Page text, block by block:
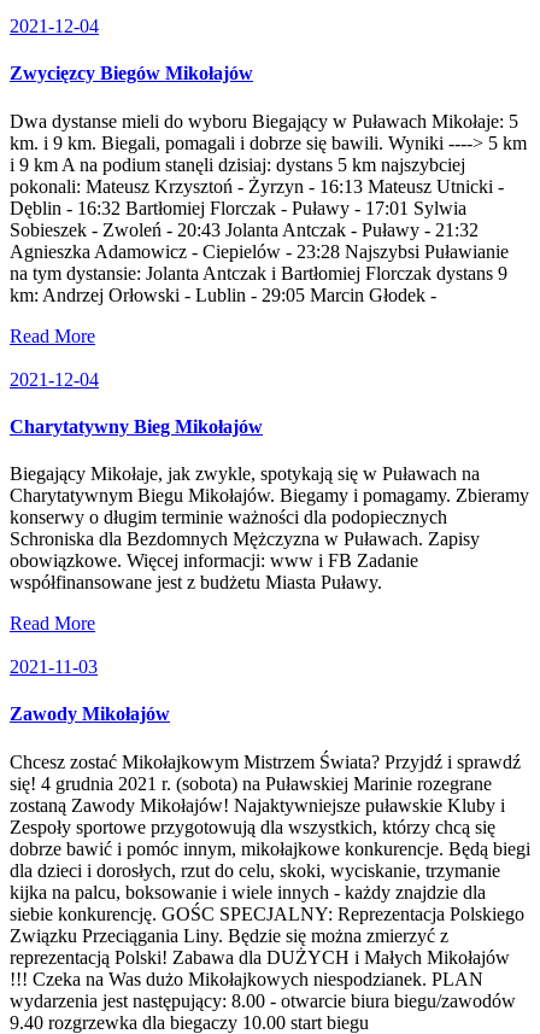
2021-12-04
Zwycięzcy Biegów Mikołajów
Dwa dystanse mieli do wyboru Biegający w Puławach Mikołaje: 5
km. i 9 km. Biegali, pomagali i dobrze się bawili. Wyniki ----> 5 km
i 9 km A na podium stanęli dzisiaj: dystans 5 km najszybciej
pokonali: Mateusz Krzysztoń - Żyrzyn - 16:13 Mateusz Utnicki -
Dęblin - 16:32 Bartłomiej Florczak - Puławy - 17:01 Sylwia
Sobieszek - Zwoleń - 20:43 Jolanta Antczak - Puławy - 21:32
Agnieszka Adamowicz - Ciepielów - 23:28 Najszybsi Puławianie
na tym dystansie: Jolanta Antczak i Bartłomiej Florczak dystans 9
km: Andrzej Orłowski - Lublin - 29:05 Marcin Głodek -
Read More
2021-12-04
Charytatywny Bieg Mikołajów
Biegający Mikołaje, jak zwykle, spotykają się w Puławach na
Charytatywnym Biegu Mikołajów. Biegamy i pomagamy. Zbieramy
konserwy o długim terminie ważności dla podopiecznych
Schroniska dla Bezdomnych Mężczyzna w Puławach. Zapisy
obowiązkowe. Więcej informacji: www i FB Zadanie
współfinansowane jest z budżetu Miasta Puławy.
Read More
2021-11-03
Zawody Mikołajów
Chcesz zostać Mikołajkowym Mistrzem Świata? Przyjdź i sprawdź
się! 4 grudnia 2021 r. (sobota) na Puławskiej Marinie rozegrane
zostaną Zawody Mikołajów! Najaktywniejsze puławskie Kluby i
Zespoły sportowe przygotowują dla wszystkich, którzy chcą się
dobrze bawić i pomóc innym, mikołajkowe konkurencje. Będą biegi
dla dzieci i dorosłych, rzut do celu, skoki, wyciskanie, trzymanie
kijka na palcu, boksowanie i wiele innych - każdy znajdzie dla
siebie konkurencję. GOŚC SPECJALNY: Reprezentacja Polskiego
Związku Przeciągania Liny. Będzie się można zmierzyć z
reprezentacją Polski! Zabawa dla DUŻYCH i Małych Mikołajów
!!! Czeka na Was dużo Mikołajkowych niespodzianek. PLAN
wydarzenia jest następujący: 8.00 - otwarcie biura biegu/zawodów
9.40 rozgrzewka dla biegaczy 10.00 start biegu